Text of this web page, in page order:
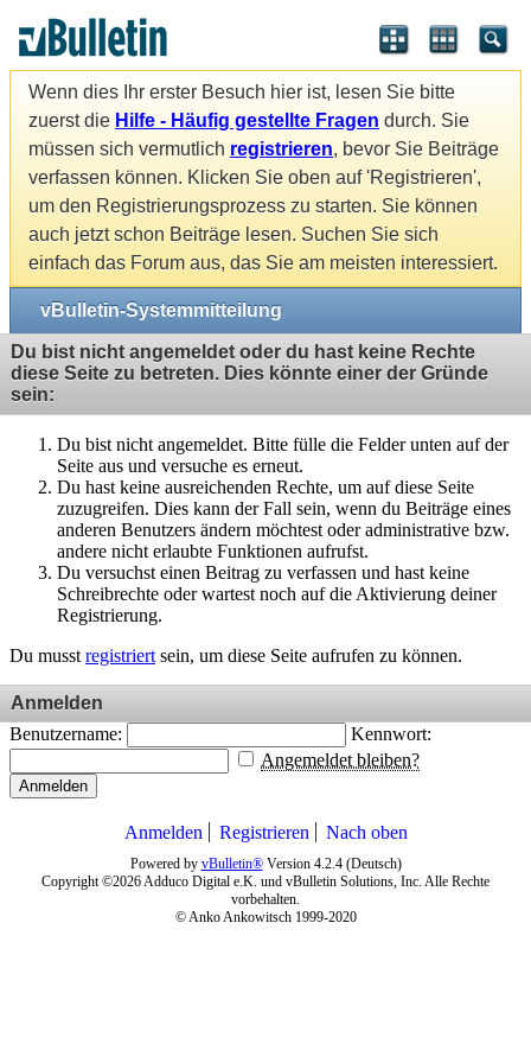
Wenn dies Ihr erster Besuch hier ist, lesen Sie bitte
zuerst die Hilfe - Häufig gestellte Fragen durch. Sie
müssen sich vermutlich registrieren, bevor Sie Beiträge
verfassen können. Klicken Sie oben auf 'Registrieren',
um den Registrierungsprozess zu starten. Sie können
auch jetzt schon Beiträge lesen. Suchen Sie sich
einfach das Forum aus, das Sie am meisten interessiert.
vBulletin-Systemmitteilung
Du bist nicht angemeldet oder du hast keine Rechte
diese Seite zu betreten. Dies könnte einer der Gründe
sein:
Du bist nicht angemeldet. Bitte fülle die Felder unten auf der
Seite aus und versuche es erneut.
Du hast keine ausreichenden Rechte, um auf diese Seite
zuzugreifen. Dies kann der Fall sein, wenn du Beiträge eines
anderen Benutzers ändern möchtest oder administrative bzw.
andere nicht erlaubte Funktionen aufrufst.
Du versuchst einen Beitrag zu verfassen und hast keine
Schreibrechte oder wartest noch auf die Aktivierung deiner
Registrierung.
Du musst registriert sein, um diese Seite aufrufen zu können.
Anmelden
Benutzername:
Kennwort:
Angemeldet bleiben?
Anmelden
Anmelden Registrieren Nach oben
Powered by vBulletin®Version 4.2.4 (Deutsch)
Copyright ©2026 Adduco Digital e.K. und vBulletin Solutions, Inc. Alle Rechte
vorbehalten.
© Anko Ankowitsch 1999-2020